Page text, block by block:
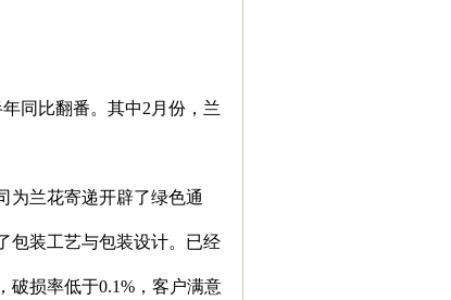
同比翻番。其中2 月份，兰
为兰花寄递开辟了绿色通
包装工艺与包装设计。已经
破损率低于0.1% ，客户满意